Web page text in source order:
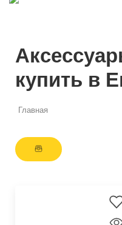
купить в
Главная